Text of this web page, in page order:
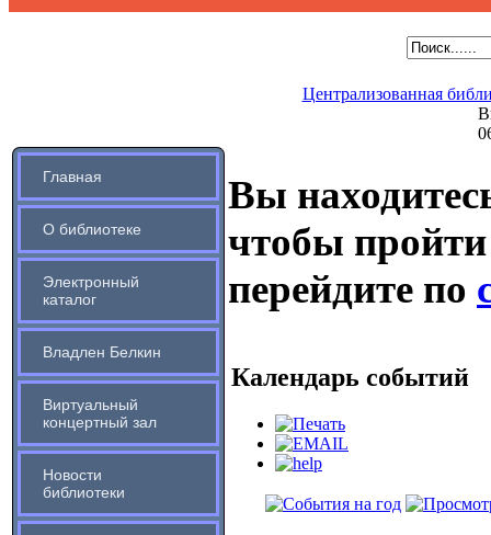
Централизованная
Главная
О библиотеке
Электронный
каталог
Владлен Белкин
Виртуальный
концертный зал
Новости
библиотеки
Вы
чтобы
перейдите по
Календарь событий